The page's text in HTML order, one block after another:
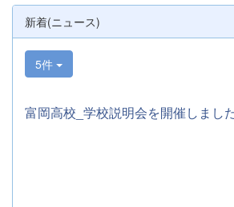
なお、本校は今年度、群馬県教育委
らSAH+ Leading Schoolに認定されてい
す。富岡高校は、これからも「自ら考
断し、行動できる生徒の育成」に取り
まいります。
新着(ニュース)
5件
富岡高校_学校説明会を開催しまし